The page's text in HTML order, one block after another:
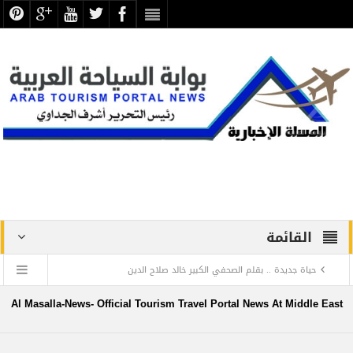
القائمة
حياة جديدة .. بقلم الصحفي الكبير خالد صلاح الدين
دراسة علمية ترصد الاكتشافات الأثرية والتطوير بجبانة الشاطبي
Al Masalla-News- Official Tourism Travel Portal News At Middle East